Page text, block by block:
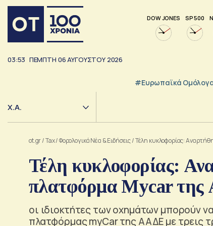
DOW JONES SP 500
03:53 ΠΕΜΠΤΗ 06ΑΥΓΟΥΣΤΟΥ 2026
#Ευρωπαϊκά
Χ.Α.
ot.gr/Tax/Φορολογικά Νέα & Eιδήσεις/Τέλη κυκλοφορίας:
Τέλη κυκλοφορίας:
πλατφόρμα Μycar
οι ιδιοκτήτες των οχημάτων μπορούν
πλατφόρμας myCar της ΑΑΔΕ με τρεις